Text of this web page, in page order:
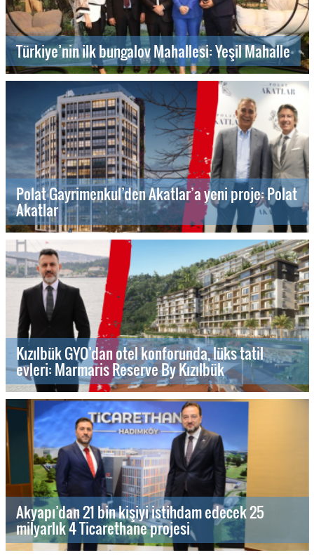
Türkiye’nin ilk bungalov Mahallesi: Yeşil Mahalle
Polat Gayrimenkul’den Akatlar’a yeni proje: Polat
Akatlar
Kızılbük GYO’dan otel konforunda, lüks tatil
evleri: Marmaris Reserve By Kızılbük
Akyapı’dan 21 bin kişiyi istihdam edecek 25
milyarlık 4 Ticarethane projesi